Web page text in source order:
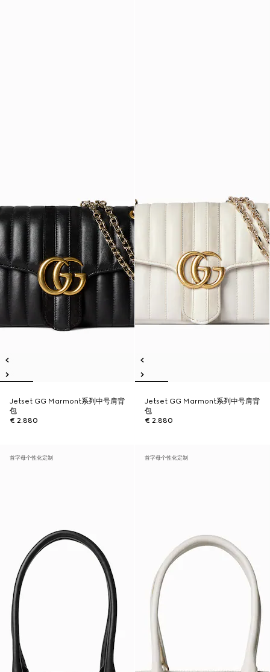
Jetset GG Marmont系列中号肩背
包
€ 2.880
Jetset GG Marmont系列中号肩背
包
€ 2.880
首字母个性化定制 首字母个性化定制